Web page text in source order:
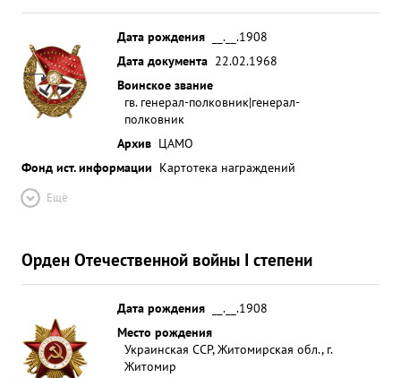
Дата рождения
__.__.1908
Дата документа 22.02.1968
Воинское звание
гв. генерал-полковник|генерал-
полковник
Архив ЦАМО
Фонд ист. информации Картотека награждений
Ещё
Орден Отечественной войны I степени
Дата рождения
__.__.1908
Место рождения
Украинская ССР, Житомирская обл., г.
Житомир